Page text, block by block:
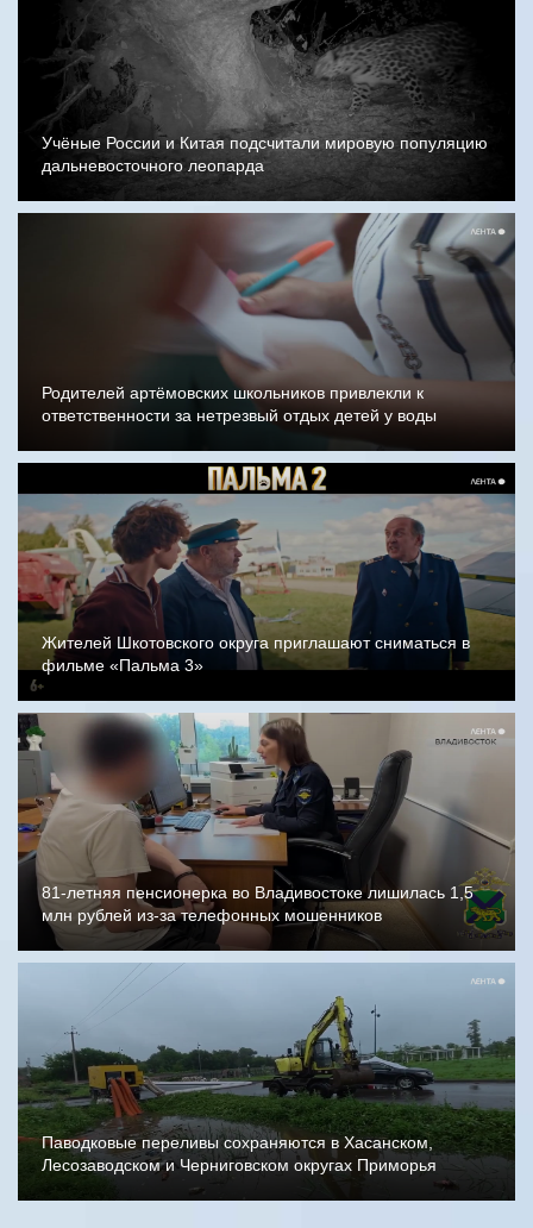
Учёные России и Китая подсчитали мировую популяцию
дальневосточного леопарда
Родителей артёмовских школьников привлекли к
ответственности за нетрезвый отдых детей у воды
Жителей Шкотовского округа приглашают сниматься в
фильме «Пальма 3»
81-летняя пенсионерка во Владивостоке лишилась 1,5
млн рублей из-за телефонных мошенников
Паводковые переливы сохраняются в Хасанском,
Лесозаводском и Черниговском округах Приморья